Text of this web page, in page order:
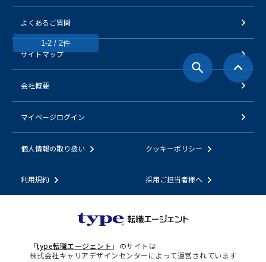
1-2 / 2件
よくあるご質問
サイトマップ
会社概要
マイページログイン
個人情報の取り扱い クッキーポリシー
利用規約 採用ご担当者様へ
「type転職エージェント 」のサイトは
株式会社キャリアデザインセンターによって運営されています